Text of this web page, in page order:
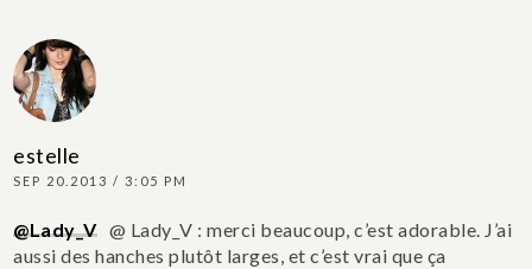
estelle
SEP 20.2013 / 3:05 PM
@Lady_V @ Lady_V : merci beaucoup, c’est adorable. J’ai
aussi des hanches plutôt larges, et c’est vrai que ça